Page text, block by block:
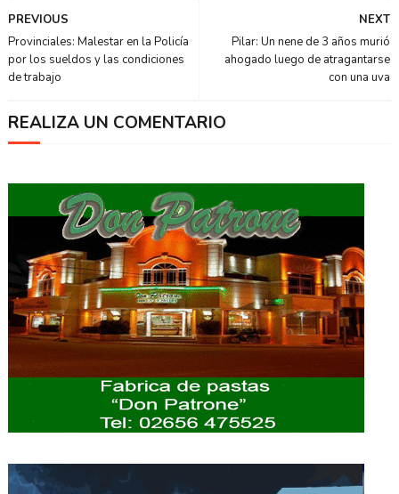
NEXT
Pilar: Un nene de 3 años murió
ahogado luego de atragantarse
con una uva
PREVIOUS
Provinciales: Malestar en la Policía
por los sueldos y las condiciones
de trabajo
REALIZA UN COMENTARIO